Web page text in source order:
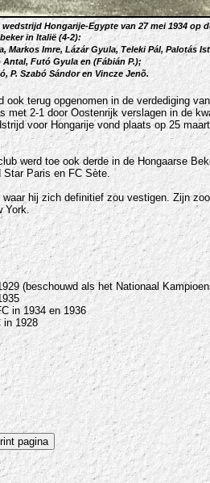
Hongarije-Egypte van 27 mei 1934 op
in Italië (4-2):
Markos Imre, Lázár Gyula, Teleki Pál, Palotás
Futó Gyula en (Fábián P.);
P. Szabó Sándor en Vincze Jenõ.
terug opgenomen in de verdediging
2-1 door Oostenrijk verslagen in de
voor Hongarije vond plaats op 25
werd toe ook derde in de Hongaarse
Paris en FC Sète.
hij zich definitief zou vestigen. Zijn
York.
(beschouwd als het Nationaal
in 1934 en 1936
in 1928